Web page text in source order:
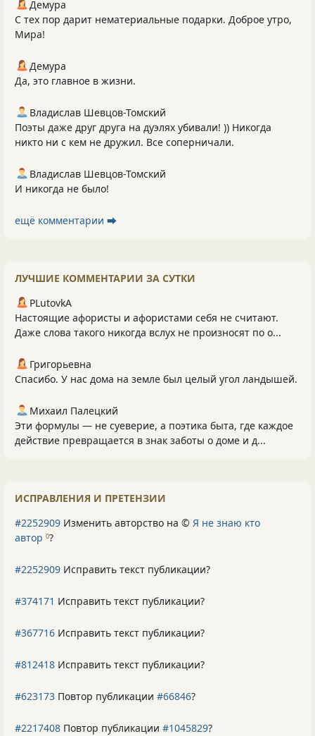
Демура
С тех пор дарит нематериальные подарки. Доброе утро,
Мира!
Демура
Да, это главное в жизни.
Владислав Шевцов-Томский
Поэты даже друг друга на дуэлях убивали! )) Никогда
никто ни с кем не дружил. Все соперничали.
Владислав Шевцов-Томский
И никогда не было!
ещё комментарии ⮕
ЛУЧШИЕ КОММЕНТАРИИ ЗА СУТКИ
PLutоvkА
Настоящие афористы и афористами себя не считают.
Даже слова такого никогда вслух не произносят по о...
Григорьевна
Спасибо. У нас дома на земле был целый угол ландышей.
Михаил Палецкий
Эти формулы — не суеверие, а поэтика быта, где каждое
действие превращается в знак заботы о доме и д...
ИСПРАВЛЕНИЯ И ПРЕТЕНЗИИ
#2252909 Изменить авторство на © Я не знаю кто
автор 0?
#2252909 Исправить текст публикации?
#374171 Исправить текст публикации?
#367716 Исправить текст публикации?
#812418 Исправить текст публикации?
#623173 Повтор публикации #66846?
#2217408 Повтор публикации #1045829?